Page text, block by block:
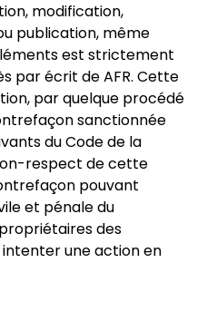
modification,
publication, même
est strictement
par écrit de AFR. Cette
par quelque procédé
sanctionnée
du Code de la
respect de cette
pouvant
et pénale du
des
une action en